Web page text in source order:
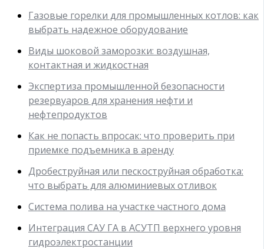
Газовые горелки для промышленных котлов: как
выбрать надежное оборудование
Виды шоковой заморозки: воздушная,
контактная и жидкостная
Экспертиза промышленной безопасности
резервуаров для хранения нефти и
нефтепродуктов
Как не попасть впросак: что проверить при
приемке подъемника в аренду
Дробеструйная или пескоструйная обработка:
что выбрать для алюминиевых отливок
Система полива на участке частного дома
Интеграция САУ ГА в АСУТП верхнего уровня
гидроэлектростанции